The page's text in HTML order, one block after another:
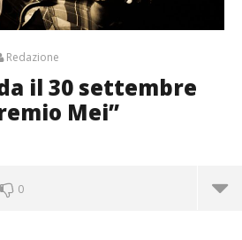
Redazione
il 30 settembre
Mei”
0